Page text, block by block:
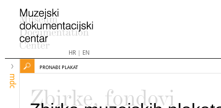
HR| EN
mdc
PRONAĐI PLAKAT
Zbirke, fondovi